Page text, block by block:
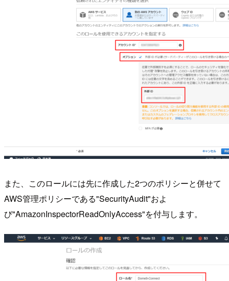
また、このロールには先に作成した2つのポリシーと併せて
AWS管理ポリシーである"SecurityAudit"およ
び"AmazonInspectorReadOnlyAccess"を付与します。